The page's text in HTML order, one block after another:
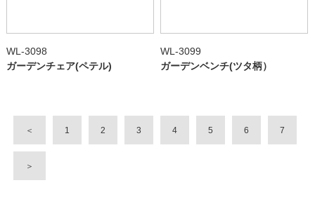
WL-3098
ガーデンチェア(ペテル)
WL-3099
ガーデンベンチ(ツタ柄）
＜ 1 2 3 4 5 6 7
＞